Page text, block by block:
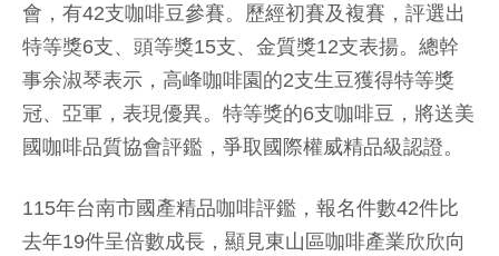
會，有42支咖啡豆參賽。歷經初賽及複賽，評選出
特等獎6支、頭等獎15支、金質獎12支表揚。總幹
事余淑琴表示，高峰咖啡園的2支生豆獲得特等獎
冠、亞軍，表現優異。特等獎的6支咖啡豆，將送美
國咖啡品質協會評鑑，爭取國際權威精品級認證。
115年台南市國產精品咖啡評鑑，報名件數42件比
去年19件呈倍數成長，顯見東山區咖啡產業欣欣向